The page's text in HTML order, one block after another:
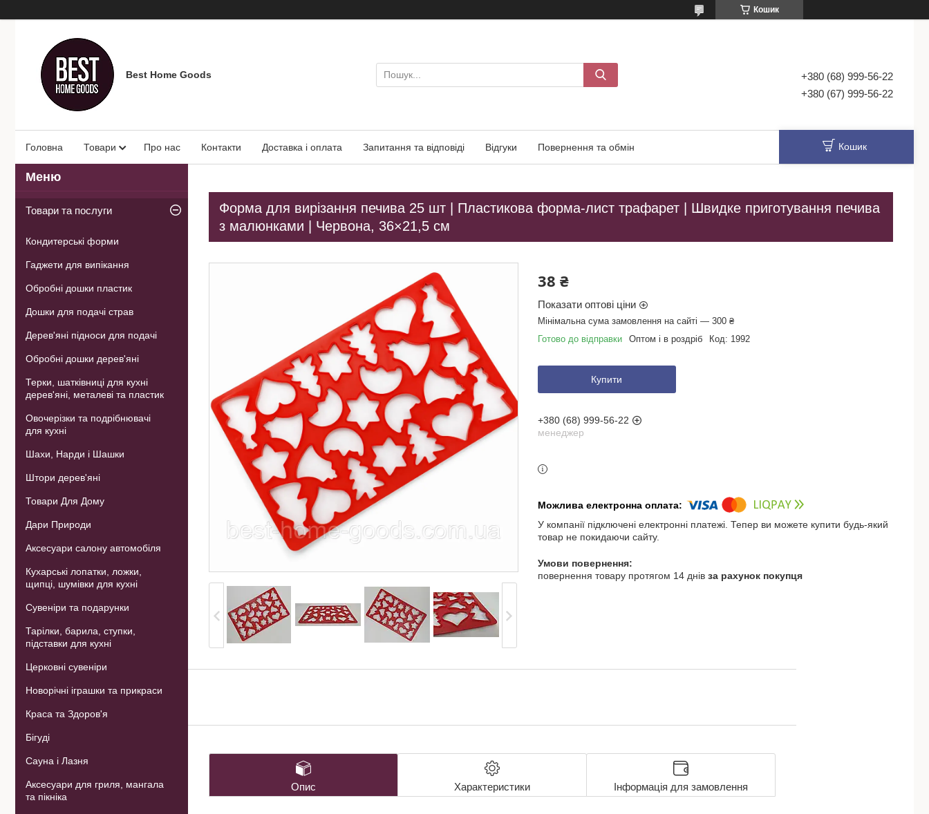
Кошик
Best Home Goods
+380 (68) 999-56-22
+380 (67) 999-56-22
Головна Товари Про нас Контакти Доставка і оплата Запитання та відповіді Відгуки Повернення та обмін Кошик
Форма для вирізання печива 25 шт | Пластикова форма-лист трафарет | Швидке приготування печива
з малюнками | Червона, 36×21,5 см
38 ₴
Показати оптові ціни
Мінімальна сума замовлення на сайті — 300 ₴
Готово до відправки
Оптом і в роздріб Код: 1992
Купити
+380 (68) 999-56-22
менеджер
У компанії підключені електронні платежі. Тепер ви можете купити будь-який
товар не покидаючи сайту.
повернення товару протягом 14 днів за рахунок покупця
Опис Характеристики Інформація для замовлення
Товари та послуги
Кондитерські форми
Гаджети для випікання
Обробні дошки пластик
Дошки для подачі страв
Дерев'яні підноси для подачі
Обробні дошки дерев'яні
Терки, шатківниці для кухні
дерев'яні, металеві та пластик
Овочерізки та подрібнювачі
для кухні
Шахи, Нарди і Шашки
Штори дерев'яні
Товари Для Дому
Дари Природи
Аксесуари салону автомобіля
Кухарські лопатки, ложки,
щипці, шумівки для кухні
Сувеніри та подарунки
Тарілки, барила, ступки,
підставки для кухні
Церковні сувеніри
Новорічні іграшки та прикраси
Краса та Здоров'я
Бігуді
Сауна і Лазня
Аксесуари для гриля, мангала
та пікніка